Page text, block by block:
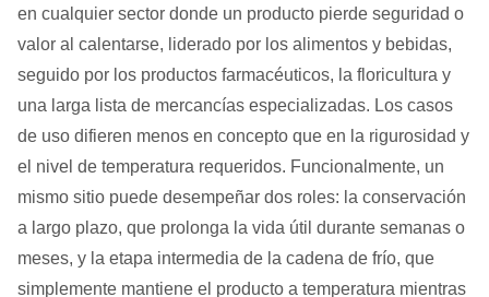
en cualquier sector donde un producto pierde seguridad o
valor al calentarse, liderado por los alimentos y bebidas,
seguido por los productos farmacéuticos, la floricultura y
una larga lista de mercancías especializadas. Los casos
de uso difieren menos en concepto que en la rigurosidad y
el nivel de temperatura requeridos. Funcionalmente, un
mismo sitio puede desempeñar dos roles: la conservación
a largo plazo, que prolonga la vida útil durante semanas o
meses, y la etapa intermedia de la cadena de frío, que
simplemente mantiene el producto a temperatura mientras